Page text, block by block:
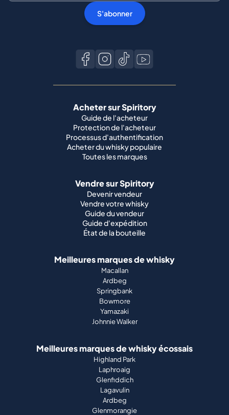
S'abonner
Acheter sur Spiritory
Guide de l'acheteur
Protection de l'acheteur
Processus d'authentification
Acheter du whisky populaire
Toutes les marques
Vendre sur Spiritory
Devenir vendeur
Vendre votre whisky
Guide du vendeur
Guide d'expédition
État de la bouteille
Meilleures marques de whisky
Macallan
Ardbeg
Springbank
Bowmore
Yamazaki
Johnnie Walker
Meilleures marques de whisky écossais
Highland Park
Laphroaig
Glenfiddich
Lagavulin
Ardbeg
Glenmorangie